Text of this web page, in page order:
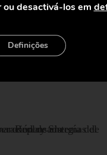
desactivá-los em
Definições